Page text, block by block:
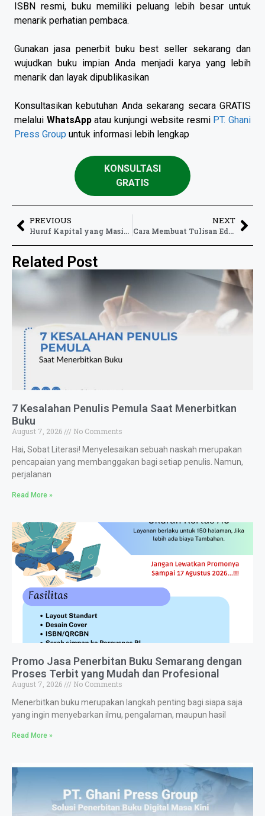
ISBN resmi, buku memiliki peluang lebih besar untuk
menarik perhatian pembaca.
Gunakan jasa penerbit buku best seller sekarang dan
wujudkan buku impian Anda menjadi karya yang lebih
menarik dan layak dipublikasikan
Konsultasikan kebutuhan Anda sekarang secara GRATIS
melalui WhatsAppatau kunjungi website resmi PT. Ghani
Press Group untuk informasi lebih lengkap
KONSULTASI
GRATIS
PREVIOUS
Huruf Kapital yang Masih Sering Salah dalam Penulisan
NEXT
Cara Membuat Tulisan Edukasi Tetap Terasa Santai
Related Post
7 Kesalahan Penulis Pemula Saat Menerbitkan
Buku
August 7, 2026
No Comments
Hai, Sobat Literasi! Menyelesaikan sebuah naskah merupakan
pencapaian yang membanggakan bagi setiap penulis. Namun,
perjalanan
Read More »
Promo Jasa Penerbitan Buku Semarang dengan
Proses Terbit yang Mudah dan Profesional
August 7, 2026
No Comments
Menerbitkan buku merupakan langkah penting bagi siapa saja
yang ingin menyebarkan ilmu, pengalaman, maupun hasil
Read More »